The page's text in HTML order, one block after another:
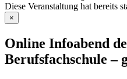
Diese Veranstaltung hat bereits
×
Online Infoabend
Berufsfachschule –